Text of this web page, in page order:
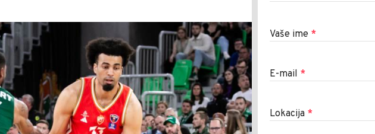
Vaše ime *
E-mail *
Lokacija *